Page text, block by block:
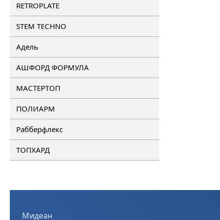
RETROPLATE
STEM TECHNO
Адель
АШФОРД ФОРМУЛА
МАСТЕРТОП
ПОЛИАРМ
Рабберфлекс
ТОПХАРД
Мидеан